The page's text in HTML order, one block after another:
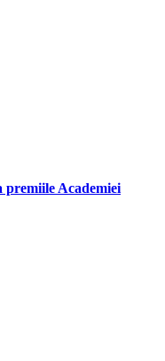
premiile Academiei